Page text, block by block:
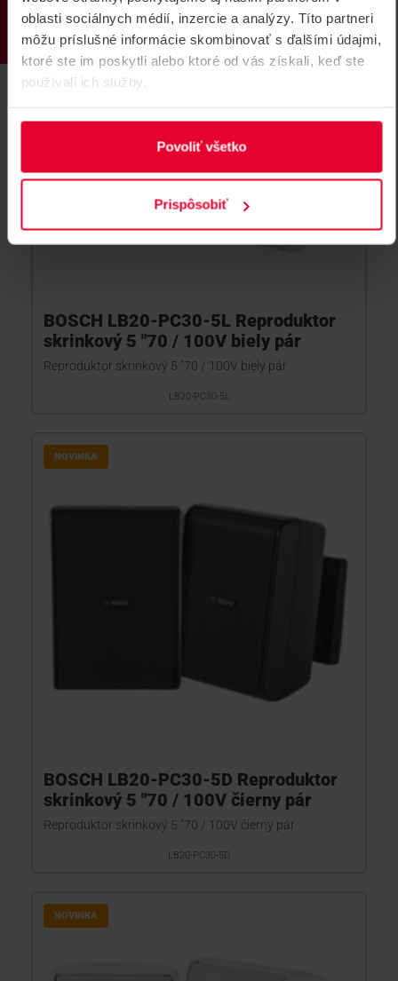
oblasti sociálnych médií, inzercie a analýzy. Títo partneri
môžu príslušné informácie skombinovať s ďalšími údajmi,
ktoré ste im poskytli alebo ktoré od vás získali, keď ste
používali ich služby.
Povoliť všetko
Prispôsobiť
BOSCH LB20-PC30-5L Reproduktor
skrinkový 5 "70 / 100V biely pár
Reproduktor skrinkový 5 "70 / 100V biely pár
LB20-PC30-5L
NOVINKA
BOSCH LB20-PC30-5D Reproduktor
skrinkový 5 "70 / 100V čierny pár
Reproduktor skrinkový 5 "70 / 100V čierny pár
LB20-PC30-5D
NOVINKA